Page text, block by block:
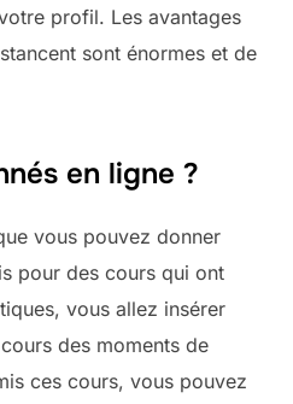
profil. Les avantages
sont énormes et de
en ligne ?
vous pouvez donner
pour des cours qui ont
vous allez insérer
des moments de
ces cours, vous pouvez